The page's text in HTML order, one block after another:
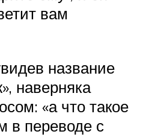
вам
название
наверняка
«а что такое
в переводе с